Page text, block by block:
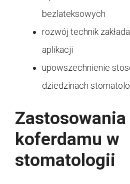
bezlateksowych
rozwój technik
aplikacji
upowszechnienie
dziedzinach
Zastosowania
koferdamu w
stomatologii